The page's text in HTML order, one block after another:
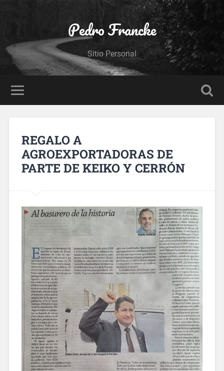
Pedro Francke
Sitio Personal
REGALO A
AGROEXPORTADORAS DE
PARTE DE KEIKO Y CERRÓN